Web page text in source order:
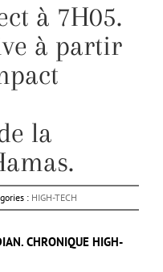
à 7H05.
à partir
la
: HIGH-TECH
CHRONIQUE HIGH-